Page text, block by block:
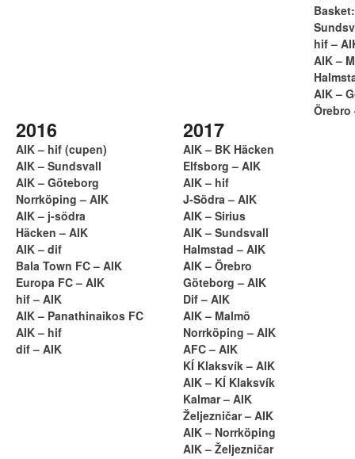
hif –
AIK –
AIK –
Örebro
2016
AIK – hif (cupen)
AIK – Sundsvall
AIK – Göteborg
Norrköping – AIK
AIK – j-södra
Häcken – AIK
AIK – dif
Bala Town FC – AIK
Europa FC – AIK
hif – AIK
AIK – Panathinaikos FC
AIK – hif
dif – AIK
2017
AIK – BK Häcken
Elfsborg – AIK
AIK – hif
J-Södra – AIK
AIK – Sirius
AIK – Sundsvall
Halmstad – AIK
AIK – Örebro
Göteborg – AIK
Dif – AIK
AIK – Malmö
Norrköping – AIK
AFC – AIK
KÍ Klaksvík – AIK
AIK – KÍ Klaksvík
Kalmar – AIK
Željezničar – AIK
AIK – Norrköping
AIK – Željezničar